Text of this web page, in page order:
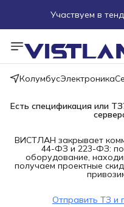
Участвуем в
КолумбусЭлектроника
Есть спецификация или
ВИСТЛАН закрывает
44-ФЗ и 223-ФЗ:
оборудование,
получаем проектные
Отправить ТЗ и